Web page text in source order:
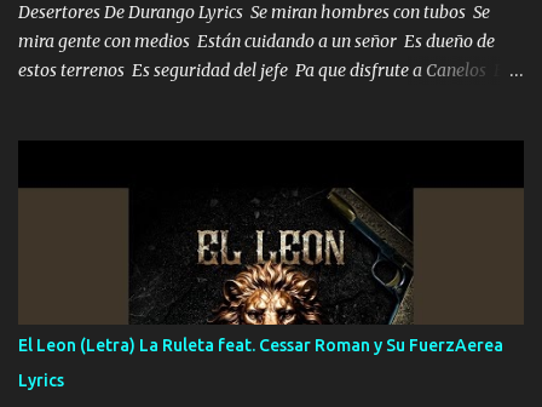
Desertores De Durango Lyrics Se miran hombres con tubos Se
mira gente con medios Están cuidando a un señor Es dueño de
estos terrenos Es seguridad del jefe Pa que disfrute a Canelos Es
ni tampoco las mujeres porque es platica de grandes por eso hay
que estar alegres doy las instrucciones para atender los deberes
Música Si es que salta algún problema de confianza tengo gente
ahí está el Hombre Cuarenta y también Pariente 7 arreglan
cualquier problema no más es cuestión que ordené NOS HACE
FALTA UN HERMANO DE CLAVE ERA EL 24 SIEMPRE FUE UN
HOMBRE VALIENTE POR ALGO M'URIÓ PELEAND0 SIEMPRE
VIO POR LA FAMILIA PARA QUE SIGA EL LEGADO Es el DOS de
El Leon (Letra) La Ruleta feat. Cessar Roman y Su FuerzAerea
Lyrics